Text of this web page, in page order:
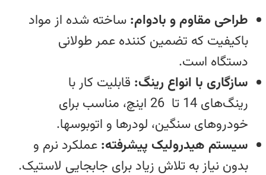
طراحی مقاوم و بادوام: ساخته شده از مواد
باکیفیت که تضمین‌ کننده عمر طولانی
دستگاه است.
سازگاری با انواع رینگ: قابلیت کار با
رینگ‌های 14 تا 26 اینچ، مناسب برای
خودروهای سنگین، لودرها و اتوبوسها.
سیستم هیدرولیک پیشرفته: عملکرد نرم و
بدون نیاز به تلاش زیاد برای جابجایی لاستیک‌.